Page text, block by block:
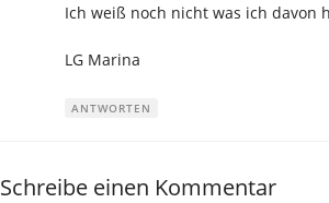
Ich weiß noch nicht was ich davon
LG Marina
ANTWORTEN
Schreibe einen Kommentar